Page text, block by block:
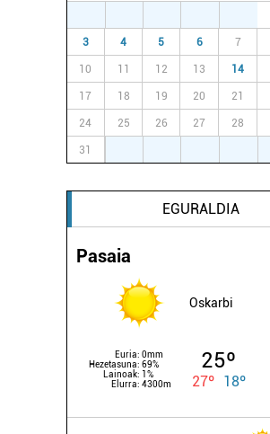
3 4 5 6 7
10 11 12 13 14
17 18 19 20 21
24 25 26 27 28
31
EGURALDIA
Pasaia
Oskarbi
Euria: 0mm
Hezetasuna: 69%
Lainoak: 1%
Elurra: 4300m
25º
27º 18º